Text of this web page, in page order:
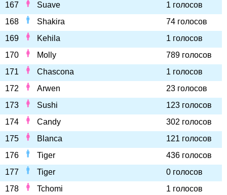
167
Suave
1 голосов
168
Shakira
74 голосов
169
Kehila
1 голосов
170
Molly
789 голосов
171
Chascona
1 голосов
172
Arwen
23 голосов
173
Sushi
123 голосов
174
Candy
302 голосов
175
Blanca
121 голосов
176
Tiger
436 голосов
177
Tiger
0 голосов
178
Tchomi
1 голосов